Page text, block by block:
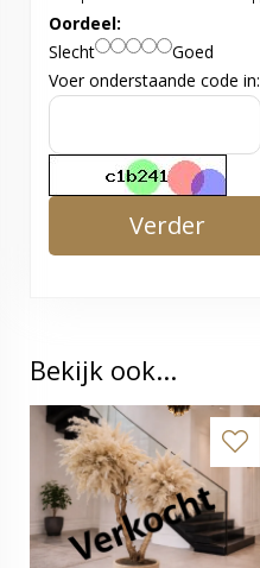
Oordeel:
Slecht
Goed
Voer onderstaande code in:
Verder
Bekijk ook...